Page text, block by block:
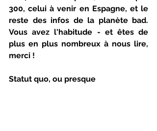
300, celui à venir en Espagne, et le
reste des infos de la planète bad.
Vous avez l'habitude - et êtes de
plus en plus nombreux à nous lire,
merci !
Statut quo, ou presque